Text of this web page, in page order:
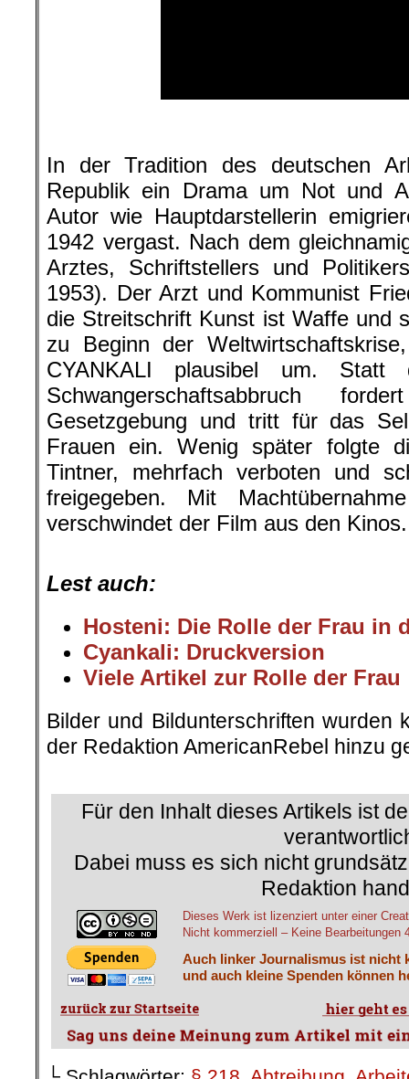
In der Tradition des deutschen
Republik ein Drama um Not und
Autor wie Hauptdarstellerin
1942 vergast. Nach dem
Arztes, Schriftstellers und
1953). Der Arzt und Kommunist
die Streitschrift Kunst ist Waffe und
zu Beginn der
CYANKALI plausibel um. Statt
Schwangerschaftsabbruch
Gesetzgebung und tritt für das
Frauen ein. Wenig später folgte
Tintner, mehrfach verboten und
freigegeben. Mit
verschwindet der Film aus den
Lest auch:
Hosteni: Die Rolle der Frau in
Cyankali: Druckversion
Viele Artikel zur Rolle der Frau
Bilder und Bildunterschriften wurden
der Redaktion AmericanRebel hinzu
Für den Inhalt dieses Artikels ist
Dabei muss es sich nicht
Redaktion
Dieses Werk ist lizenziert unter einer
Nicht kommerziell – Keine Bearbeitungen
Auch linker Journalismus ist nicht
und auch kleine Spenden können